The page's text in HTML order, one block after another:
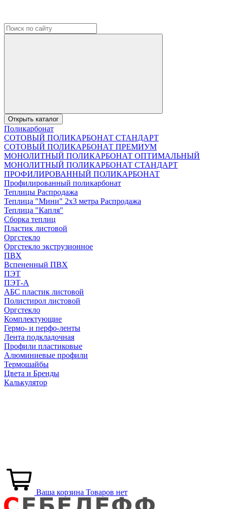
Открыть каталог
Поликарбонат
СОТОВЫЙ ПОЛИКАРБОНАТ СТАНДАРТ
СОТОВЫЙ ПОЛИКАРБОНАТ ПРЕМИУМ
МОНОЛИТНЫЙ ПОЛИКАРБОНАТ ОПТИМАЛЬНЫЙ
МОНОЛИТНЫЙ ПОЛИКАРБОНАТ СТАНДАРТ
ПРОФИЛИРОВАННЫЙ ПОЛИКАРБОНАТ
Профилированный поликарбонат
Теплицы Распродажа
Теплица "Мини" 2х3 метра Распродажа
Теплица "Капля"
Сборка теплиц
Пластик листовой
Оргстекло
Оргстекло экструзионное
ПВХ
Вспененный ПВХ
ПЭТ
ПЭТ-А
АБС пластик листовой
Полистирол листовой
Оргстекло
Комплектующие
Гермо- и перфо-ленты
Лента подкладочная
Профили пластиковые
Алюминиевые профили
Термошайбы
Цвета и Бренды
Калькулятор
Ваша корзина Товаров нет